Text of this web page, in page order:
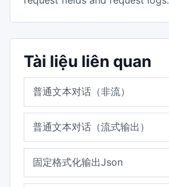
Tài liệu liên quan
普通文本对话（非流）
普通文本对话（流式输出）
固定格式化输出Json